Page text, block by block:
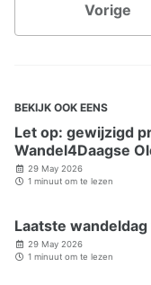
Vorige
BEKIJK OOK EENS
Let op: gewijzigd
Wandel4Daagse
29 May 2026
1 minuut om te lezen
Laatste
29 May 2026
1 minuut om te lezen